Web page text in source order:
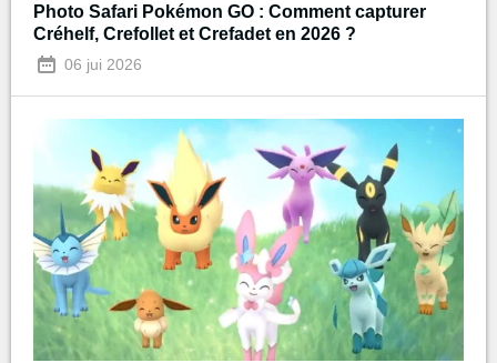
Photo Safari Pokémon GO : Comment capturer
Créhelf, Crefollet et Crefadet en 2026 ?
06 jui 2026